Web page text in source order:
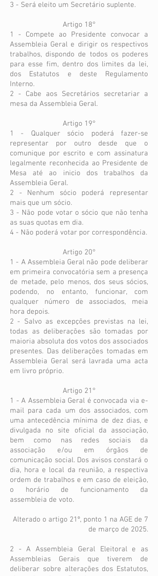
3 - Será eleito um Secretário suplente.
Artigo 18°
1 - Compete ao Presidente convocar a
Assembleia Geral e dirigir os respectivos
trabalhos, dispondo de todos os poderes
para esse fim, dentro dos limites da lei,
dos Estatutos e deste Regulamento
Interno.
2 - Cabe aos Secretários secretariar a
mesa da Assembleia Geral.
Artigo 19°
1 - Qualquer sócio poderá fazer-se
representar por outro desde que o
comunique por escrito e com assinatura
legalmente reconhecida ao Presidente de
Mesa até ao inicio dos trabalhos da
Assembleia Geral.
2 - Nenhum sócio poderá representar
mais que um sócio.
3 - Não pode votar o sócio que não tenha
as suas quotas em dia.
4 - Não poderá votar por correspondência.
Artigo 20°
1 - A Assembleia Geral não pode deliberar
em primeira convocatória sem a presença
de metade, pelo menos, dos seus sócios,
podendo, no entanto, funcionar, com
qualquer número de associados, meia
hora depois.
2 - Salvo as excepções previstas na lei,
todas as deliberações são tomadas por
maioria absoluta dos votos dos associados
presentes. Das deliberações tomadas em
Assembleia Geral será lavrada uma acta
em livro próprio.
Artigo 21°
1 - A Assembleia Geral é convocada via e-
mail para cada um dos associados, com
uma antecedência mínima de dez dias, e
divulgada no site oficial da associação,
bem como nas redes sociais da
associação e/ou em órgãos de
comunicação social. Dos avisos constará o
dia, hora e local da reunião, a respectiva
ordem de trabalhos e em caso de eleição,
o horário de funcionamento da
assembleia de voto.
Alterado o artigo 21º, ponto 1 na AGE de 7
de março de 2025.
2 - A Assembleia Geral Eleitoral e as
Assembleias Gerais que tiverem de
deliberar sobre alterações dos Estatutos,